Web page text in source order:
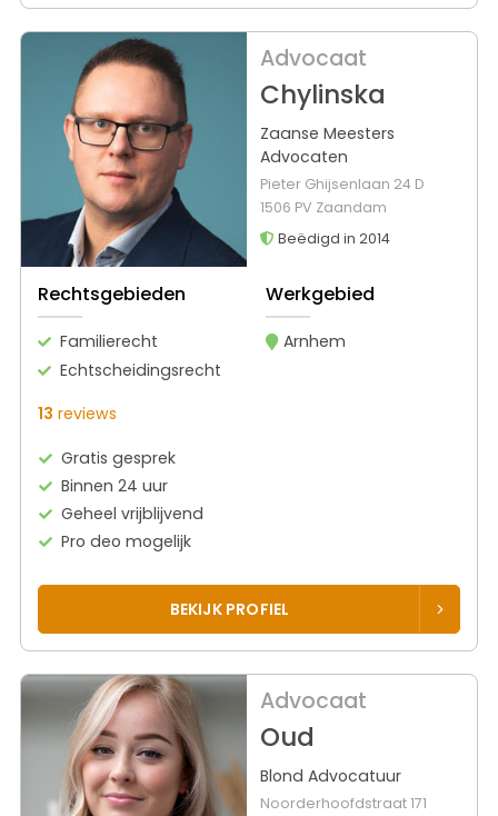
Advocaat
Chylinska
Zaanse Meesters
Advocaten
Pieter Ghijsenlaan 24 D
1506 PV Zaandam
Beëdigd in 2014
Rechtsgebieden
Familierecht
Echtscheidingsrecht
Werkgebied
Arnhem
13 reviews
Gratis gesprek
Binnen 24 uur
Geheel vrijblijvend
Pro deo mogelijk
BEKIJK PROFIEL
Advocaat
Oud
Blond Advocatuur
Noorderhoofdstraat 171